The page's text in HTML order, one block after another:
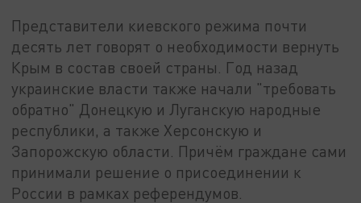
Представители киевского режима почти
десять лет говорят о необходимости вернуть
Крым в состав своей страны. Год назад
украинские власти также начали "требовать
обратно" Донецкую и Луганскую народные
республики, а также Херсонскую и
Запорожскую области. Причём граждане сами
принимали решение о присоединении к
России в рамках референдумов.